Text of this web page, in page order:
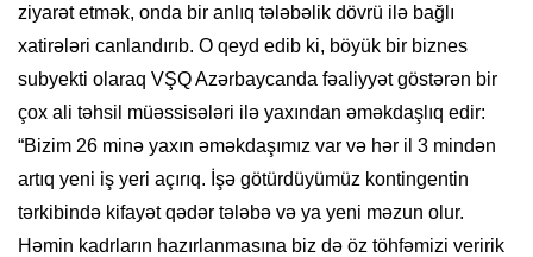
ziyarət etmək, onda bir anlıq tələbəlik dövrü ilə bağlı
xatirələri canlandırıb. O qeyd edib ki, böyük bir biznes
subyekti olaraq VŞQ Azərbaycanda fəaliyyət göstərən bir
çox ali təhsil müəssisələri ilə yaxından əməkdaşlıq edir:
“Bizim 26 minə yaxın əməkdaşımız var və hər il 3 mindən
artıq yeni iş yeri açırıq. İşə götürdüyümüz kontingentin
tərkibində kifayət qədər tələbə və ya yeni məzun olur.
Həmin kadrların hazırlanmasına biz də öz töhfəmizi veririk